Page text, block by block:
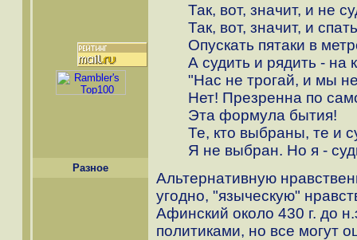
Разное
Так, вот, значит, и не
Так, вот, значит, и
Опускать пятаки в
А судить и рядить - на
"Нас не трогай, и мы
Нет! Презренна по
Эта формула бытия!
Те, кто выбраны, те и
Я не выбран. Но я -
Альтернативную
угодно, "языческую"
Афинский около 430 г. до
политиками, но все могут